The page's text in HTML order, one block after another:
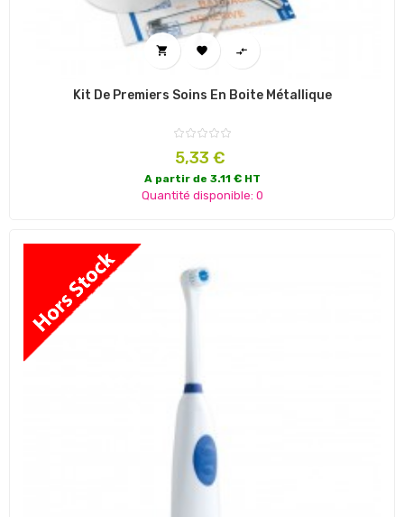
  
Kit De Premiers Soins En Boite Métallique
Prix
5,33 €
A partir de 3.11 € HT
Quantité disponible: 0